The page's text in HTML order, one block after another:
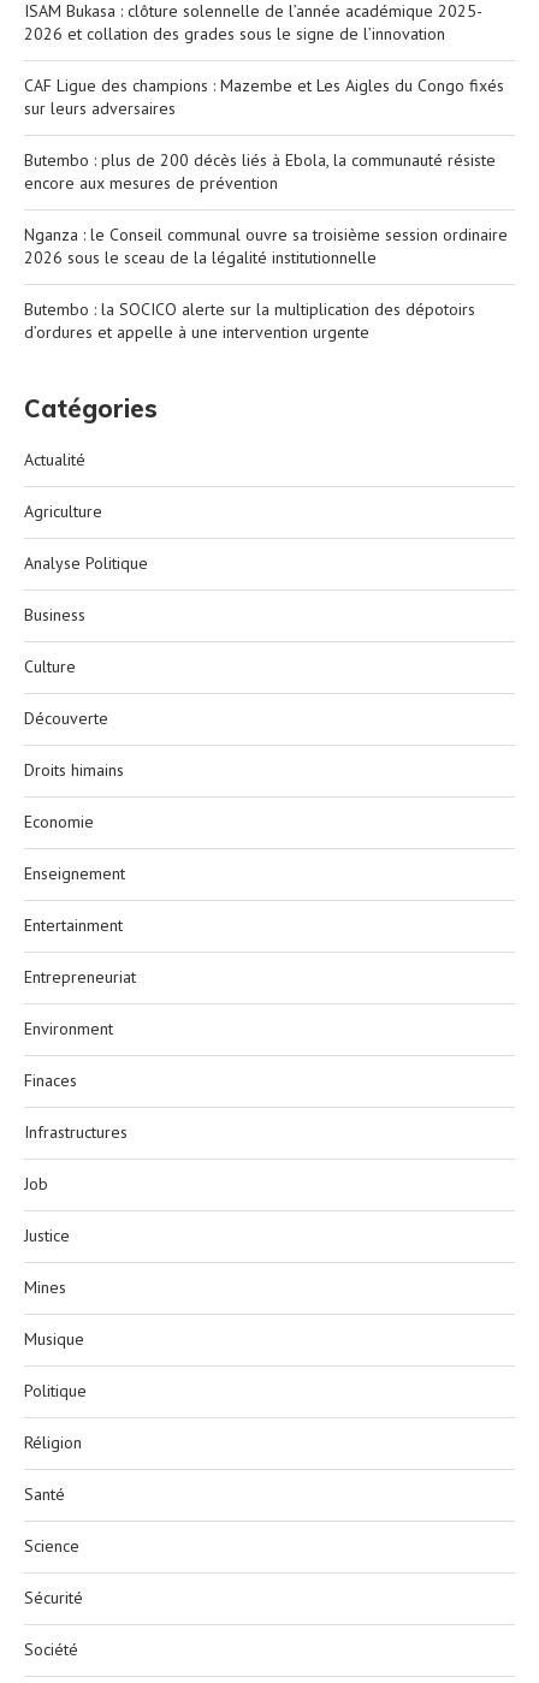
ISAM Bukasa : clôture solennelle de l’année académique 2025-
2026 et collation des grades sous le signe de l’innovation
CAF Ligue des champions : Mazembe et Les Aigles du Congo fixés
sur leurs adversaires
Butembo : plus de 200 décès liés à Ebola, la communauté résiste
encore aux mesures de prévention
Nganza : le Conseil communal ouvre sa troisième session ordinaire
2026 sous le sceau de la légalité institutionnelle
Butembo : la SOCICO alerte sur la multiplication des dépotoirs
d’ordures et appelle à une intervention urgente
Catégories
Actualité
Agriculture
Analyse Politique
Business
Culture
Découverte
Droits himains
Economie
Enseignement
Entertainment
Entrepreneuriat
Environment
Finaces
Infrastructures
Job
Justice
Mines
Musique
Politique
Réligion
Santé
Science
Sécurité
Société